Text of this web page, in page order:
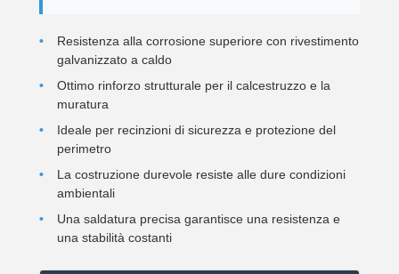
Resistenza alla corrosione superiore con rivestimento
galvanizzato a caldo
Ottimo rinforzo strutturale per il calcestruzzo e la
muratura
Ideale per recinzioni di sicurezza e protezione del
perimetro
La costruzione durevole resiste alle dure condizioni
ambientali
Una saldatura precisa garantisce una resistenza e
una stabilità costanti